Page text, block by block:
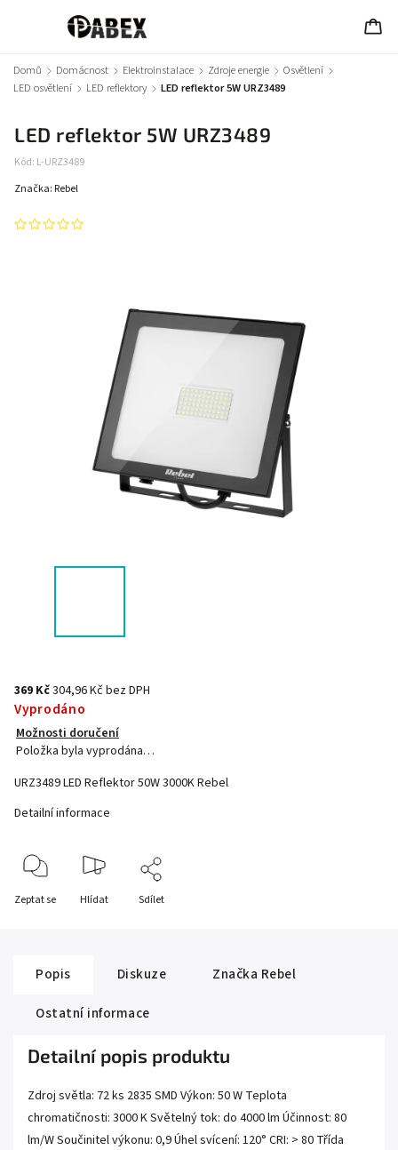
Domů / Domácnost / Elektroinstalace / Zdroje energie / Osvětlení /
LED osvětlení / LED reflektory / LED reflektor 5W URZ3489
LED reflektor 5W URZ3489
Kód: L-URZ3489
Značka: Rebel
369 Kč304,96 Kč bez DPH
Vyprodáno
Možnosti doručení
Položka byla vyprodána…
URZ3489 LED Reflektor 50W 3000K Rebel
Detailní informace
Zeptat se Hlídat Sdílet
Popis Diskuze Značka Rebel
Ostatní informace
Detailní popis produktu
Zdroj světla: 72 ks 2835 SMD Výkon: 50 W Teplota
chromatičnosti: 3000 K Světelný tok: do 4000 lm Účinnost: 80
lm/W Součinitel výkonu: 0,9 Úhel svícení: 120° CRI: > 80 Třída